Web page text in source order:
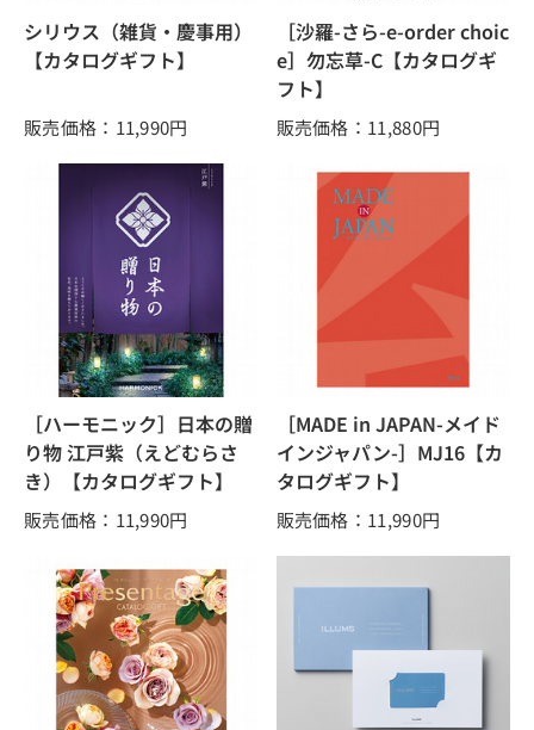
シリウス（雑貨・慶事用）
【カタログギフト】
販売価格：11,990円
［沙羅-さら-e-order choic
e］勿忘草-C【カタログギ
フト】
販売価格：11,880円
［ハーモニック］日本の贈
り物 江戸紫（えどむらさ
き）【カタログギフト】
販売価格：11,990円
［MADE in JAPAN-メイド
インジャパン-］MJ16【カ
タログギフト】
販売価格：11,990円